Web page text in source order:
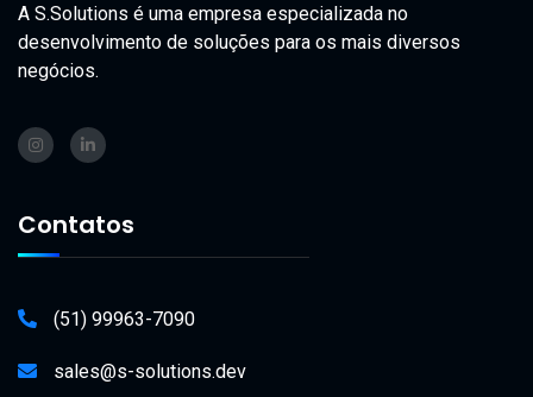
A S.Solutions é uma empresa especializada no
desenvolvimento de soluções para os mais diversos
negócios.
Contatos
(51) 99963-7090
sales@s-solutions.dev